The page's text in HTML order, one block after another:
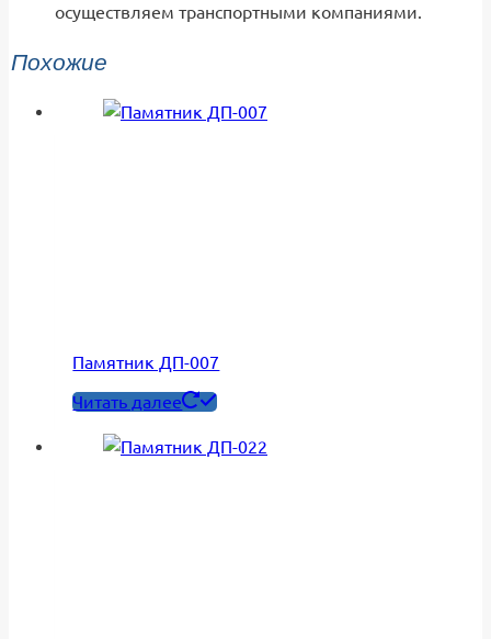
осуществляем транспортными компаниями.
Похожие
Памятник ДП-007
Читать далее